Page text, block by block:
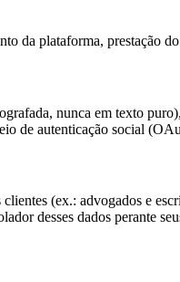
da plataforma, prestação
nunca em texto
de autenticação social
(ex.: advogados e
desses dados perante